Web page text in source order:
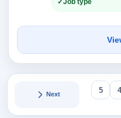
Job type
4
5
Next